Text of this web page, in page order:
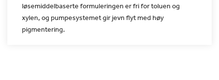
løsemiddelbaserte formuleringen er fri for toluen og
xylen, og pumpesystemet gir jevn flyt med høy
pigmentering.